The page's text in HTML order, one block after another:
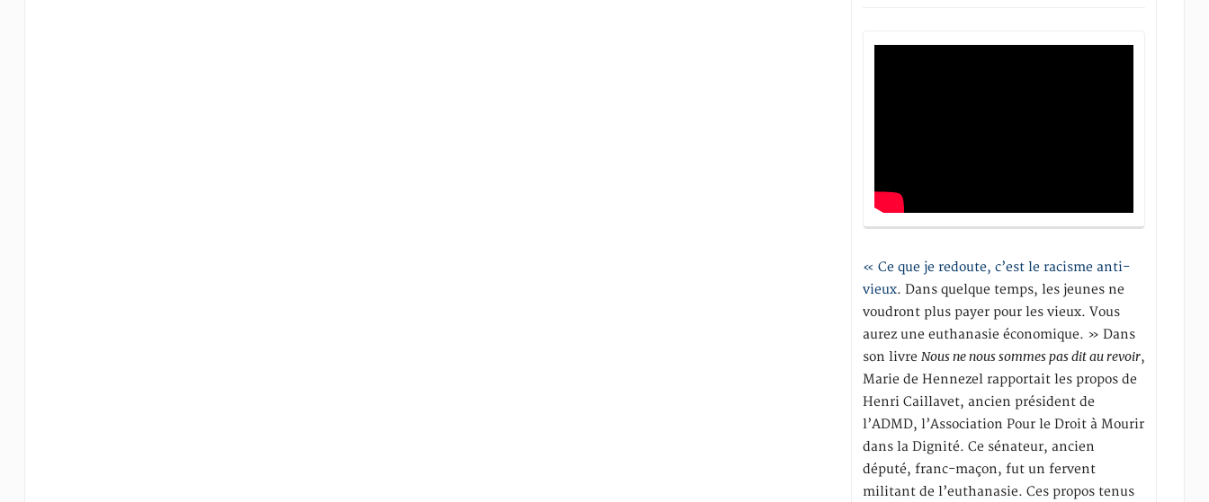
« Ce que je redoute, c’est le racisme anti-
vieux. Dans quelque temps, les jeunes ne
voudront plus payer pour les vieux. Vous
aurez une euthanasie économique. » Dans
son livreNous ne nous sommes pas dit au revoir,
Marie de Hennezel rapportait les propos de
Henri Caillavet, ancien président de
l’ADMD, l’Association Pour le Droit à Mourir
dans la Dignité. Ce sénateur, ancien
député, franc-maçon, fut un fervent
militant de l’euthanasie. Ces propos tenus